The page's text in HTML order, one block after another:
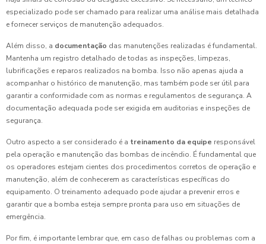
especializado pode ser chamado para realizar uma análise mais detalhada
e fornecer serviços de manutenção adequados.
Além disso, a documentação das manutenções realizadas é fundamental.
Mantenha um registro detalhado de todas as inspeções, limpezas,
lubrificações e reparos realizados na bomba. Isso não apenas ajuda a
acompanhar o histórico de manutenção, mas também pode ser útil para
garantir a conformidade com as normas e regulamentos de segurança. A
documentação adequada pode ser exigida em auditorias e inspeções de
segurança.
Outro aspecto a ser considerado é a treinamento da equipe responsável
pela operação e manutenção das bombas de incêndio. É fundamental que
os operadores estejam cientes dos procedimentos corretos de operação e
manutenção, além de conhecerem as características específicas do
equipamento. O treinamento adequado pode ajudar a prevenir erros e
garantir que a bomba esteja sempre pronta para uso em situações de
emergência.
Por fim, é importante lembrar que, em caso de falhas ou problemas com a